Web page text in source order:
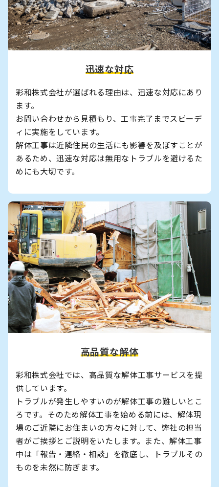
迅速な対応
彩和株式会社が選ばれる理由は、迅速な対応にあり
ます。
お問い合わせから見積もり、工事完了までスピーデ
ィに実施をしています。
解体工事は近隣住民の生活にも影響を及ぼすことが
あるため、迅速な対応は無用なトラブルを避けるた
めにも大切です。
高品質な解体
彩和株式会社では、高品質な解体工事サービスを提
供しています。
トラブルが発生しやすいのが解体工事の難しいとこ
ろです。そのため解体工事を始める前には、解体現
場のご近隣にお住まいの方々に対して、弊社の担当
者がご挨拶とご説明をいたします。また、解体工事
中は「報告・連絡・相談」を徹底し、トラブルその
ものを未然に防ぎます。